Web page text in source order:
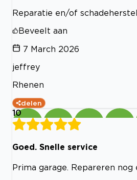
Reparatie en/of schadeherstel
Beveelt aan
7 March 2026
jeffrey
Rhenen
delen
10
Goed. Snelle service
Prima garage. Repareren nog